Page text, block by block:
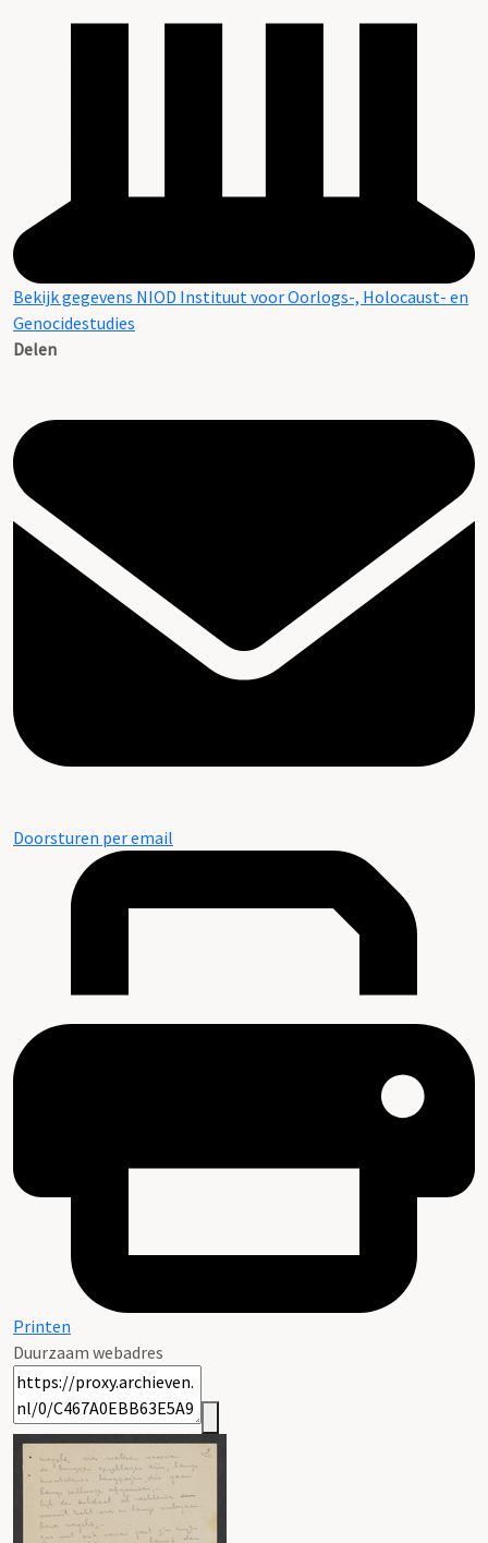
Bekijk gegevens NIOD Instituut voor Oorlogs-, Holocaust- en
Genocidestudies
Delen
Doorsturen per email
Printen
Duurzaam webadres